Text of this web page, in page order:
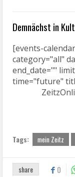
Demnächst in
[events-
category="all"
end_date=""
time="future"
Tags: mein Zeitz
share 0